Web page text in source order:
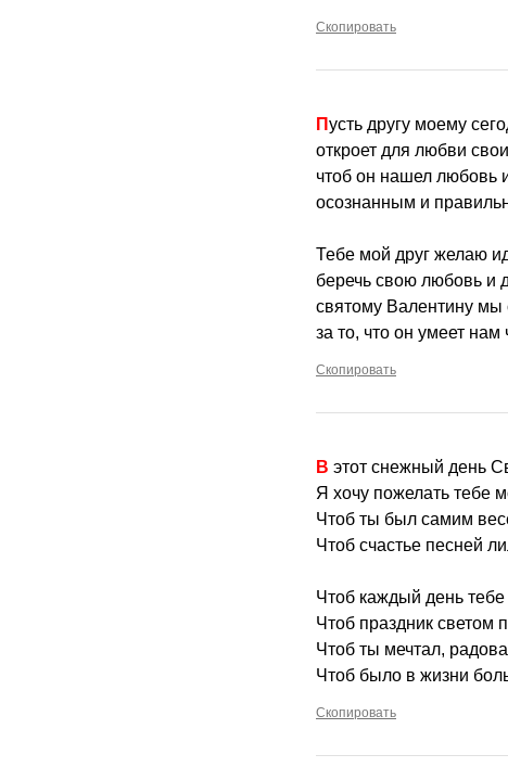
Скопировать
Пусть другу моему
откроет для любви
чтоб он нашел любовь
осознанным и
Тебе мой друг желаю
беречь свою любовь и
святому Валентину
за то, что он умеет нам
Скопировать
В этот снежный день
Я хочу пожелать тебе
Чтоб ты был самим
Чтоб счастье песней
Чтоб каждый день
Чтоб праздник светом
Чтоб ты мечтал,
Чтоб было в жизни
Скопировать